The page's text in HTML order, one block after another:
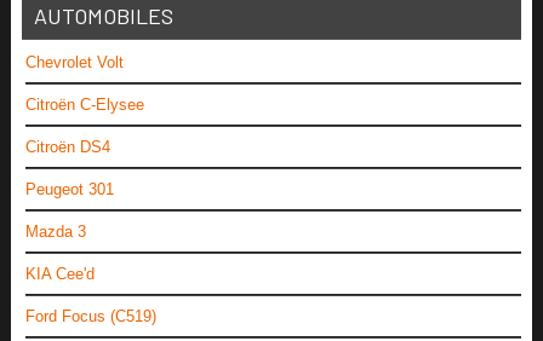
AUTOMOBILES
Chevrolet Volt
Citroën C-Elysee
Citroën DS4
Peugeot 301
Mazda 3
KIA Cee'd
Ford Focus (C519)